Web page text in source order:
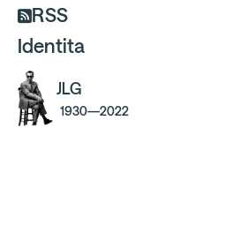
RSS
Identita
JLG
1930—2022